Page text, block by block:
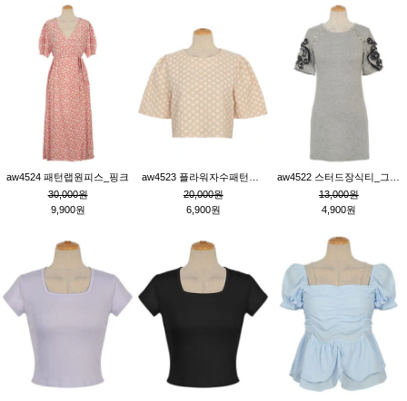
aw4524 패턴랩원피스_핑크
30,000원
9,900원
20,000원
6,900원
13,000원
4,900원